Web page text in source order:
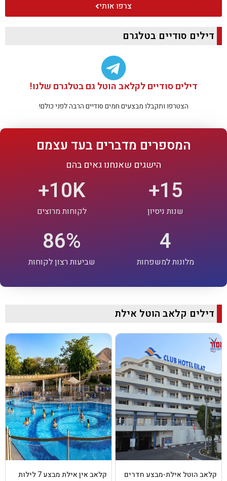
א
ש
/
צרפו אותי
דילים סודיים בטלגרם
דילים סודיים לקלאב הוטל גם בטלגרם שלנו!
הצטרפו ותקבלו מבצעים חמים סודיים הרבה לפני כולם!
המספרים מדברים בעד עצמם
הישגים שאנחנו גאים בהם
שנות ניסיון
15
+
לקוחות מרוצים
K
10
+
מלונות למשפחות
4
שביעות רצון לקוחות
%
98
דילים קלאב הוטל אילת
קלאב הוטל אילת-מבצע חדרים
קלאב אין אילת מבצע 7 לילות